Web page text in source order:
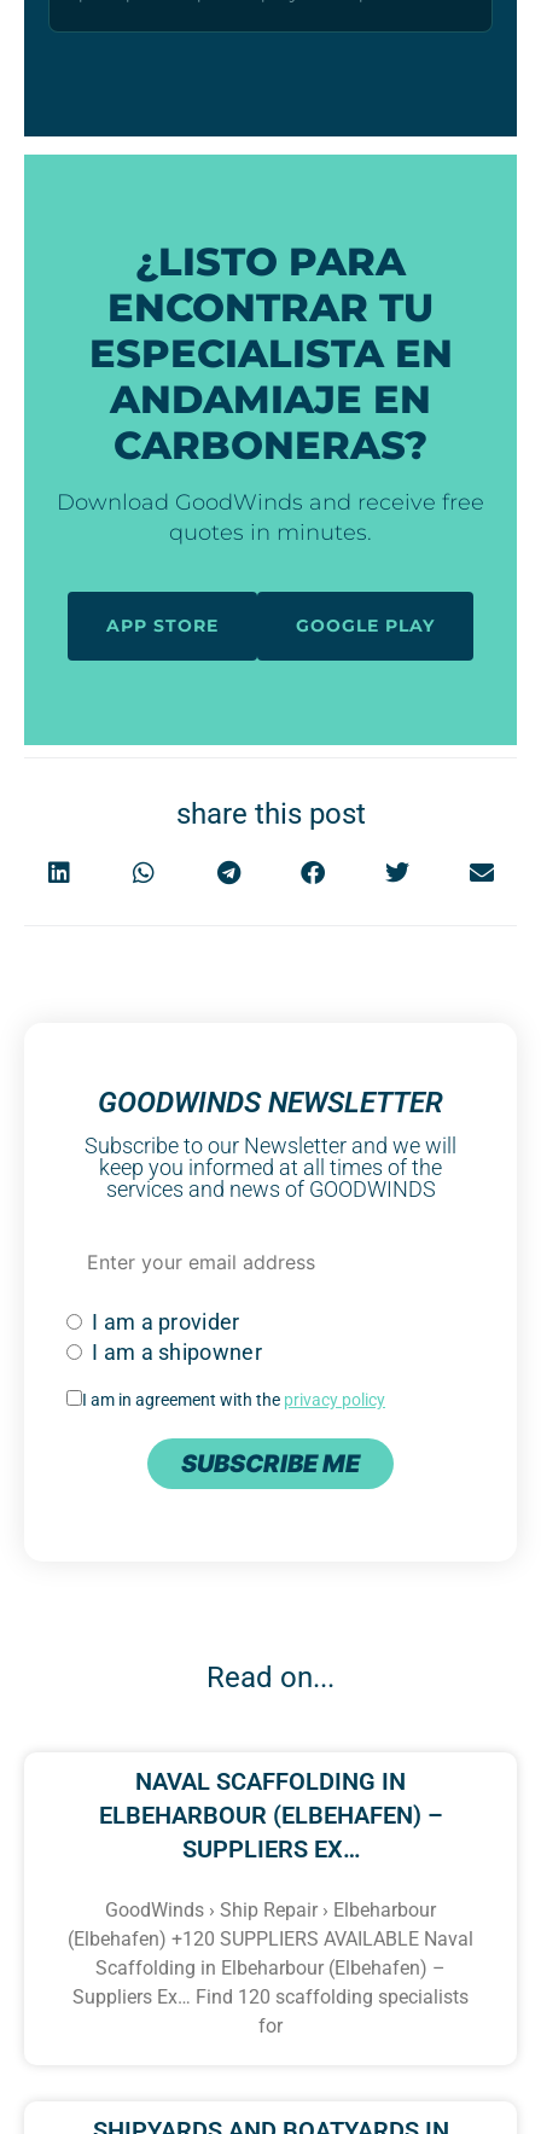
¿LISTO PARA
ENCONTRAR TU
ESPECIALISTA EN
ANDAMIAJE EN
CARBONERAS?
Download GoodWinds and receive free
quotes in minutes.
APP STORE GOOGLE PLAY
share this post
GOODWINDS NEWSLETTER
Subscribe to our Newsletter and we will
keep you informed at all times of the
services and news of GOODWINDS
I am a provider
I am a shipowner
I am in agreement with the privacy policy
SUBSCRIBE ME
Read on...
NAVAL SCAFFOLDING IN
ELBEHARBOUR (ELBEHAFEN) –
SUPPLIERS EX…
GoodWinds › Ship Repair › Elbeharbour
(Elbehafen) +120 SUPPLIERS AVAILABLE Naval
Scaffolding in Elbeharbour (Elbehafen) –
Suppliers Ex… Find 120 scaffolding specialists
for